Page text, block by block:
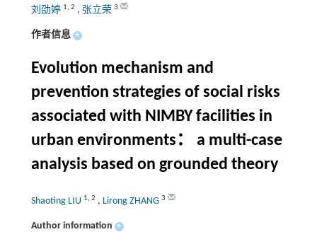
刘劭婷 1, 2 , 张立荣 3
作者信息 +
Evolution mechanism and
prevention strategies of social risks
associated with NIMBY facilities in
urban environments： a multi-case
analysis based on grounded theory
Shaoting LIU 1, 2 , Lirong ZHANG 3
Author information +